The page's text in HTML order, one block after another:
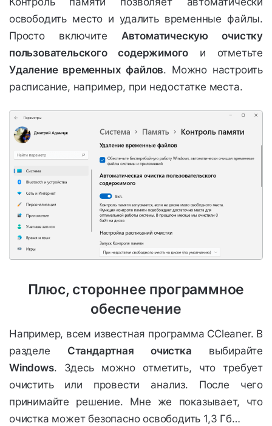
освободить место и удалить временные файлы.
Просто включите Автоматическую очистку
пользовательского содержимого и отметьте
Удаление временных файлов. Можно настроить
расписание, например, при недостатке места.
Плюс, стороннее программное
обеспечение
Например, всем известная программа CCleaner. В
разделе Стандартная очистка выбирайте
Windows. Здесь можно отметить, что требует
очистить или провести анализ. После чего
принимайте решение. Мне же показывает, что
очистка может безопасно освободить 1,3 Гб…